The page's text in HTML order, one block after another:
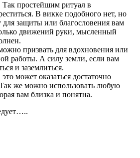
Так простейшим ритуал в
В викке подобного нет, но
для защиты или благословения вам
движений руки, мысленный
призвать для вдохновения или
работы. А силу земли, если вам
и заземлиться.
может оказаться достаточно
же можно использовать любую
вам близка и понятна.